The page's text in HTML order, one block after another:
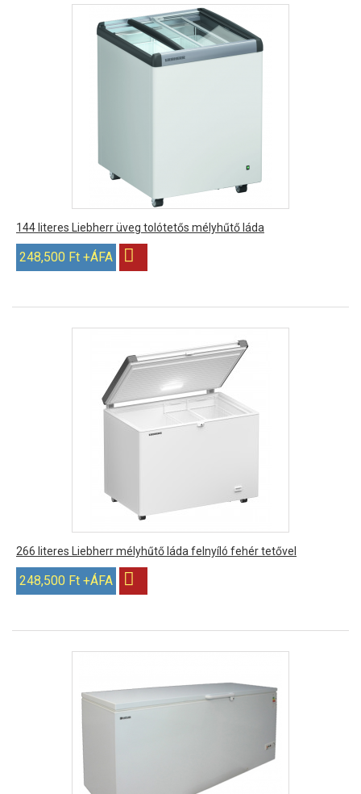
144 literes Liebherr üveg tolótetős mélyhűtő láda
248,500 Ft +ÁFA
266 literes Liebherr mélyhűtő láda felnyíló fehér tetővel
248,500 Ft +ÁFA